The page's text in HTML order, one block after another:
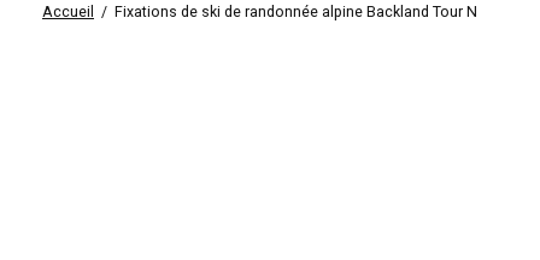
Accueil / Fixations de ski de randonnée alpine Backland Tour N